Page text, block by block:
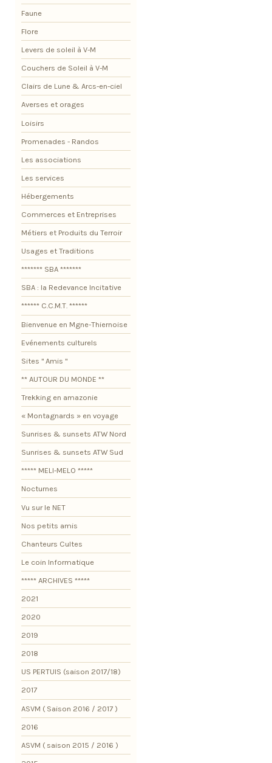
Faune
Flore
Levers de soleil à V-M
Couchers de Soleil à V-M
Clairs de Lune & Arcs-en-ciel
Averses et orages
Loisirs
Promenades - Randos
Les associations
Les services
Hébergements
Commerces et Entreprises
Métiers et Produits du Terroir
Usages et Traditions
******* SBA *******
SBA : la Redevance Incitative
****** C.C.M.T. ******
Bienvenue en Mgne-Thiernoise
Evénements culturels
Sites " Amis "
** AUTOUR DU MONDE **
Trekking en amazonie
« Montagnards » en voyage
Sunrises & sunsets ATW Nord
Sunrises & sunsets ATW Sud
***** MELI-MELO *****
Nocturnes
Vu sur le NET
Nos petits amis
Chanteurs Cultes
Le coin Informatique
***** ARCHIVES *****
2021
2020
2019
2018
US PERTUIS (saison 2017/18)
2017
ASVM ( Saison 2016 / 2017 )
2016
ASVM ( saison 2015 / 2016 )